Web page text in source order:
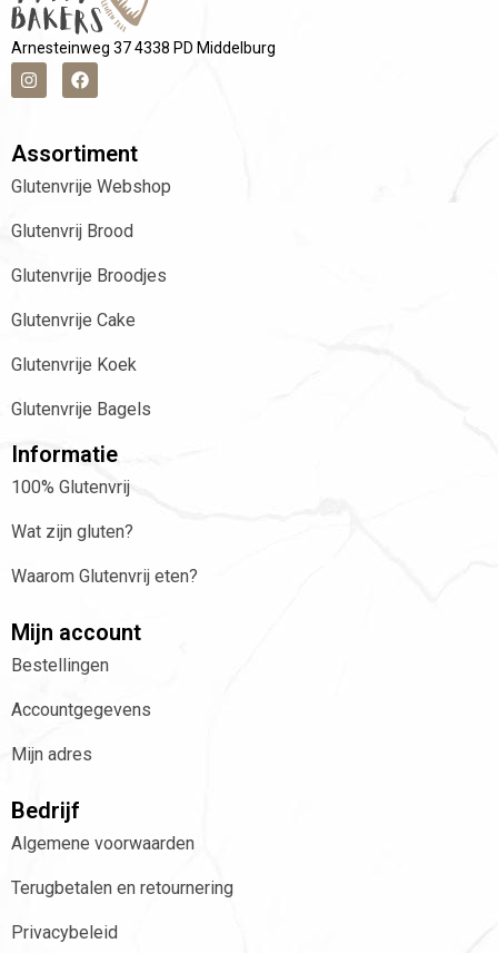
Arnesteinweg 37 4338 PD Middelburg
Assortiment
Glutenvrije Webshop
Glutenvrij Brood
Glutenvrije Broodjes
Glutenvrije Cake
Glutenvrije Koek
Glutenvrije Bagels
Informatie
100% Glutenvrij
Wat zijn gluten?
Waarom Glutenvrij eten?
Mijn account
Bestellingen
Accountgegevens
Mijn adres
Bedrijf
Algemene voorwaarden
Terugbetalen en retournering
Privacybeleid